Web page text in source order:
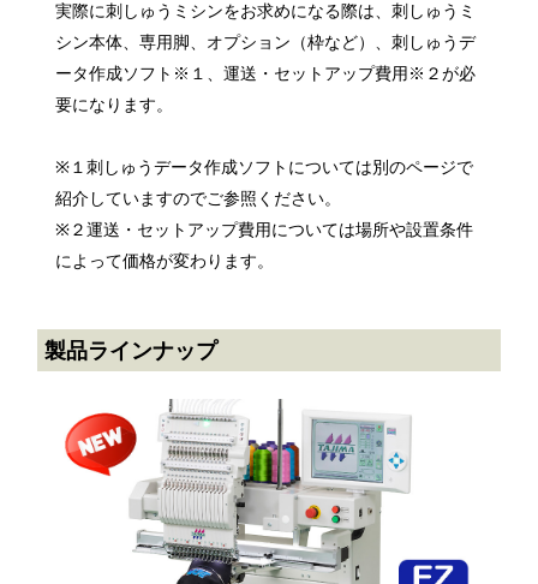
実際に刺しゅうミシンをお求めになる際は、刺しゅうミ
シン本体、専用脚、オプション（枠など）、刺しゅうデ
ータ作成ソフト※１、運送・セットアップ費用※２が必
要になります。
※１刺しゅうデータ作成ソフトについては別のページで
紹介していますのでご参照ください。
※２運送・セットアップ費用については場所や設置条件
によって価格が変わります。
製品ラインナップ